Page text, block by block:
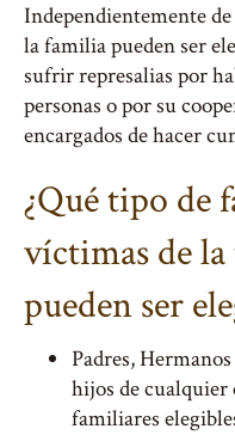
Independientemente
la familia pueden ser
sufrir represalias por
personas o por su
encargados de hacer
¿Qué tipo de
víctimas de la
pueden ser
Padres,
hijos de cualquier
familiares